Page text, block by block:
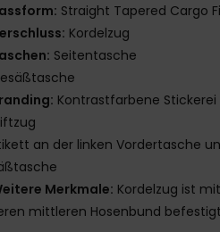
Straight Tapered Cargo
Kordelzug
Seitentasche
Kontrastfarbene Stickerei
an der linken Vordertasche
Merkmale: Kordelzug ist
mittleren Hosenbund befestigt